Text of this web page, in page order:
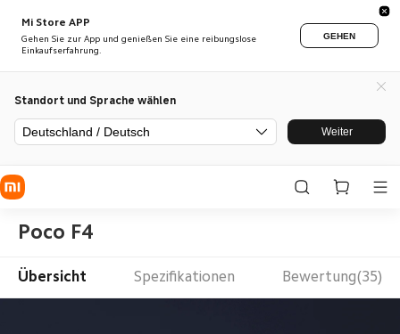
Mi Store APP
Gehen Sie zur App und genießen Sie eine reibungslose
Einkaufserfahrung.
GEHEN
Standort und Sprache wählen
Deutschland / Deutsch Weiter
Poco F4
Übersicht Spezifikationen Bewertung(35)